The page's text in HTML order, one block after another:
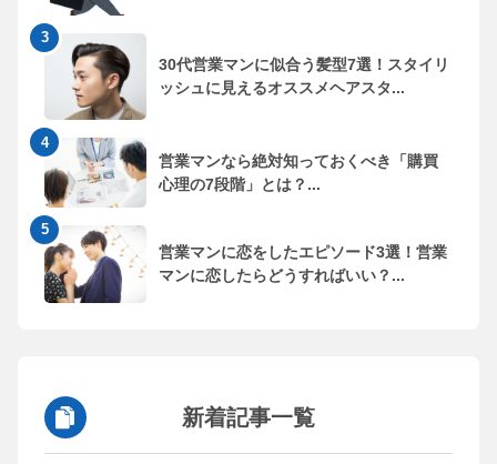
30代営業マンに似合う髪型7選！スタイリ
ッシュに見えるオススメヘアスタ...
営業マンなら絶対知っておくべき「購買
心理の7段階」とは？...
営業マンに恋をしたエピソード3選！営業
マンに恋したらどうすればいい？...
新着記事一覧